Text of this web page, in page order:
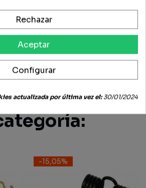
FICHA TÉCNICA
OPINIONES (0)
más en la
-15,05%
Rechazar
Aceptar
Configurar
actualizada por última vez el:30/01/2024